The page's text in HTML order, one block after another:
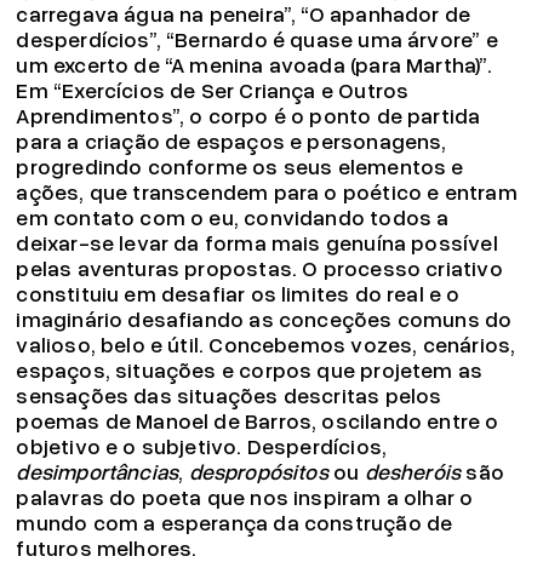
© 2026 Teatrão – Companhia de Teatro, Coimbra
carregava água na peneira”, “O apanhador de
desperdícios”, “Bernardo é quase uma árvore” e
um excerto de “A menina avoada (para Martha)”.
Em “Exercícios de Ser Criança e Outros
Aprendimentos”, o corpo é o ponto de partida
para a criação de espaços e personagens,
progredindo conforme os seus elementos e
ações, que transcendem para o poético e entram
em contato com o eu, convidando todos a
deixar-se levar da forma mais genuína possível
pelas aventuras propostas. O processo criativo
constituiu em desafiar os limites do real e o
imaginário desafiando as conceções comuns do
valioso, belo e útil. Concebemos vozes, cenários,
espaços, situações e corpos que projetem as
sensações das situações descritas pelos
poemas de Manoel de Barros, oscilando entre o
objetivo e o subjetivo. Desperdícios,
desimportâncias, despropósitosou desheróissão
palavras do poeta que nos inspiram a olhar o
mundo com a esperança da construção de
futuros melhores.